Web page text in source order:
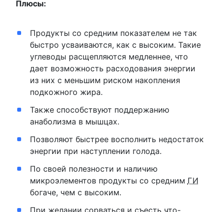
Плюсы:
Продукты со средним показателем не так
быстро усваиваются, как с высоким. Такие
углеводы расщепляются медленнее, что
дает возможность расходования энергии
из них с меньшим риском накопления
подкожного жира.
Также способствуют поддержанию
анаболизма в мышцах.
Позволяют быстрее восполнить недостаток
энергии при наступлении голода.
По своей полезности и наличию
микроэлементов продукты со средним ГИ
богаче, чем с высоким.